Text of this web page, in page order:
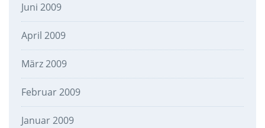
Juni 2009
April 2009
März 2009
Februar 2009
Januar 2009